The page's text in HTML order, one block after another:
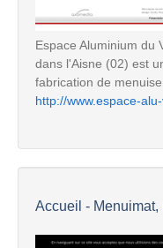
Espace Aluminium du
dans l'Aisne (02) est
fabrication de
http://www.espace-
Accueil -